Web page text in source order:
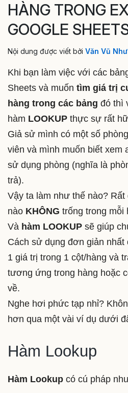
HÀNG TRONG
GOOGLE
Nội dung được viết bởi Văn Vũ
Khi bạn làm việc với các
Sheets và muốn tìm giá trị
hàng trong các bảng đó thì
hàm LOOKUP thực sự rất
Giả sử mình có một số
viên và mình muốn biết xem
sử dụng phòng (nghĩa là
trả).
Vậy ta làm như thế nào?
nào KHÔNG trống trong mỗi
Và hàm LOOKUP sẽ giúp
Cách sử dụng đơn giản nhất
1 giá trị trong 1 cột/hàng và
tương ứng trong hàng hoặc
về.
Nghe hơi phức tạp nhỉ?
hơn qua một vài ví dụ dưới
Hàm Lookup
Hàm Lookup có cú pháp